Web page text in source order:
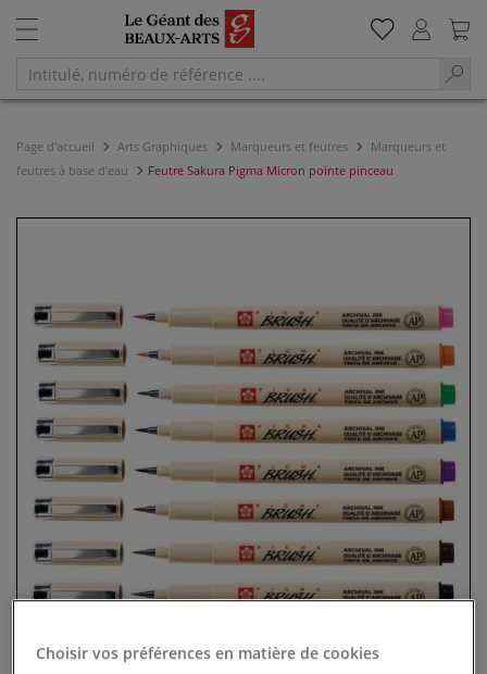
Page d'accueil Arts Graphiques Marqueurs et feutres
Marqueurs et
feutres à base d'eau
Feutre Sakura Pigma Micron pointe pinceau
Choisir vos préférences en matière de cookies